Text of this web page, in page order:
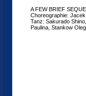
A FEW BRIEF
Choreographie:
Tanz: Sakurado
Paulina, Stankow Oleg